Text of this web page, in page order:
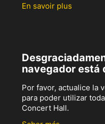
En savoir plus
navegador está
Por favor, actualice la
para poder utilizar
Concert Hall.